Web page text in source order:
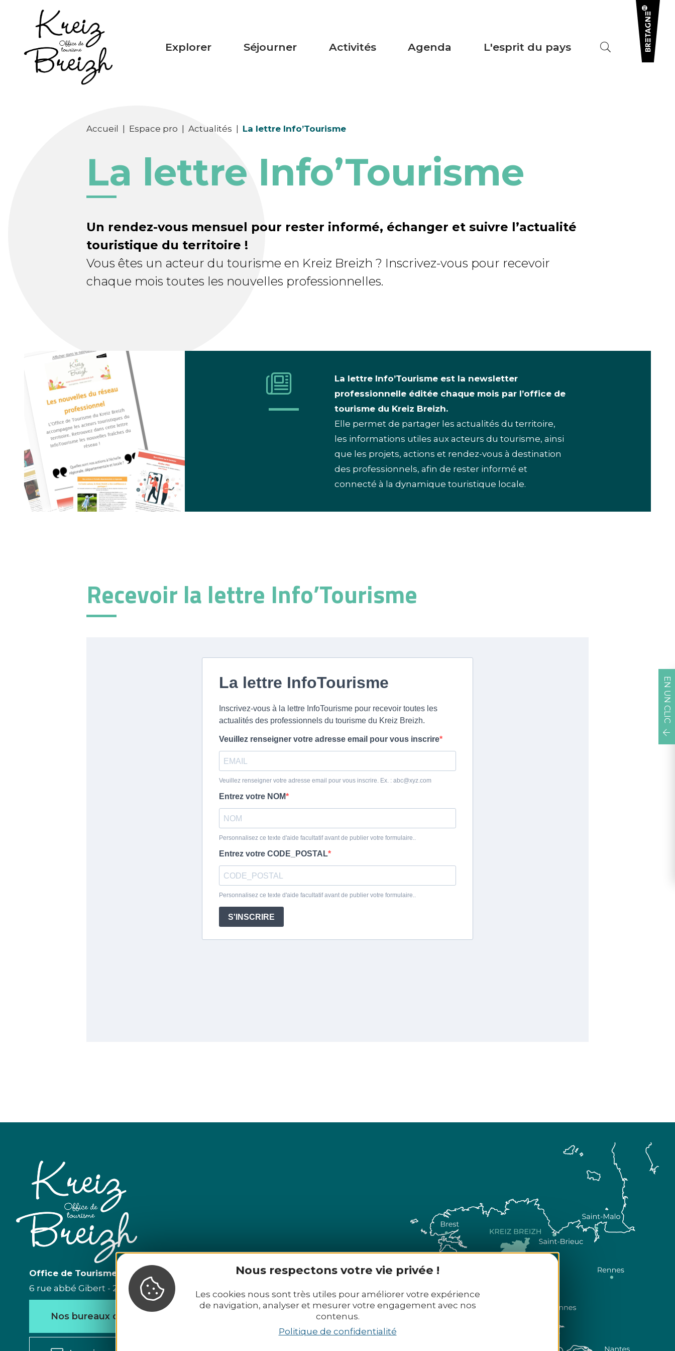
Panneau de gestion des cookies
Nous respectons votre vie privée !
Les cookies nous sont très utiles pour améliorer votre expérience
de navigation, analyser et mesurer votre engagement avec nos
contenus.
Politique de confidentialité
Explorer Séjourner Activités Agenda L'esprit du pays
Accueil | Espace pro | Actualités | La lettre Info’Tourisme
La lettre Info’Tourisme
Un rendez-vous mensuel pour rester informé, échanger et suivre l’actualité
touristique du territoire !
Vous êtes un acteur du tourisme en Kreiz Breizh ? Inscrivez-vous pour recevoir
chaque mois toutes les nouvelles professionnelles.
La lettre Info’Tourisme est la newsletter
professionnelle éditée chaque mois par l’office de
tourisme du Kreiz Breizh.
Elle permet de partager les actualités du territoire,
les informations utiles aux acteurs du tourisme, ainsi
que les projets, actions et rendez-vous à destination
des professionnels, afin de rester informé et
connecté à la dynamique touristique locale.
Recevoir la lettre Info’Tourisme
Office de Tourisme du Kreiz Breizh
6 rue abbé Gibert - 22110 Rostrenen - Tél. 02 96 29 02 72 - Mail :
Nos bureaux d'accueil Nos brochures
EN UN CLIC